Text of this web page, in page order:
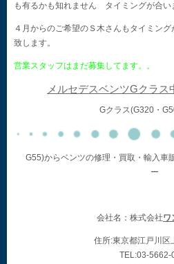
も有るかも知れません タイミングが合い
４月からのご希望のＳ木さんもタイミン
致します。
営業スタッフはまだ募集してます。。
メルセデスベンツGクラス
Gクラス(G320・
G55)からベンツの修理・買取・輸入車
ー
会社名：株式会社ワ
住所:東京都江戸川区
TEL:03-5662-